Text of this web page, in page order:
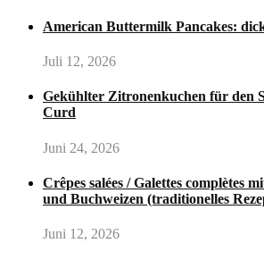
American Buttermilk Pancakes:
Juli 12, 2026
Gekühlter Zitronenkuchen für den
Curd
Juni 24, 2026
Crêpes salées / Galettes complètes
und Buchweizen (traditionelles
Juni 12, 2026